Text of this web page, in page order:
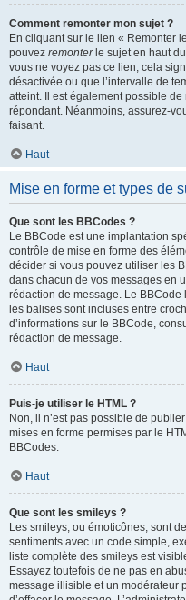
Comment remonter mon sujet ?
En cliquant sur le lien « Remonter
pouvez remonterle sujet en haut
vous ne voyez pas ce lien, cela
désactivée ou que l’intervalle de
atteint. Il est également possible
répondant. Néanmoins, assurez-
faisant.
Haut
Mise en forme et types de
Que sont les BBCodes ?
Le BBCode est une implantation
contrôle de mise en forme des
décider si vous pouvez utiliser les
dans chacun de vos messages en
rédaction de message. Le
les balises sont incluses entre
d’informations sur le BBCode,
rédaction de message.
Haut
Puis-je utiliser le HTML ?
Non, il n’est pas possible de
mises en forme permises par le
BBCodes.
Haut
Que sont les smileys ?
Les smileys, ou émoticônes, sont
sentiments avec un code simple,
liste complète des smileys est
Essayez toutefois de ne pas en
message illisible et un modérateur